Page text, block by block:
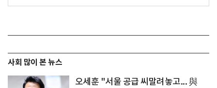
사회 많이 본 뉴스
오세훈 "서울 공급 씨말려놓고... 與